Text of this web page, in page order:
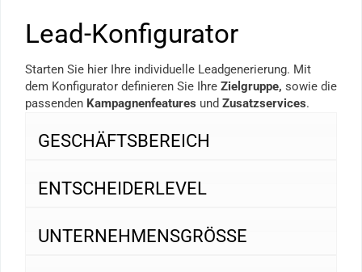
Lead-Konfigurator
Starten Sie hier Ihre individuelle Leadgenerierung. Mit
dem Konfigurator definieren Sie Ihre Zielgruppe, sowie die
passenden Kampagnenfeatures und Zusatzservices.
GESCHÄFTSBEREICH
ENTSCHEIDERLEVEL
UNTERNEHMENSGRÖSSE